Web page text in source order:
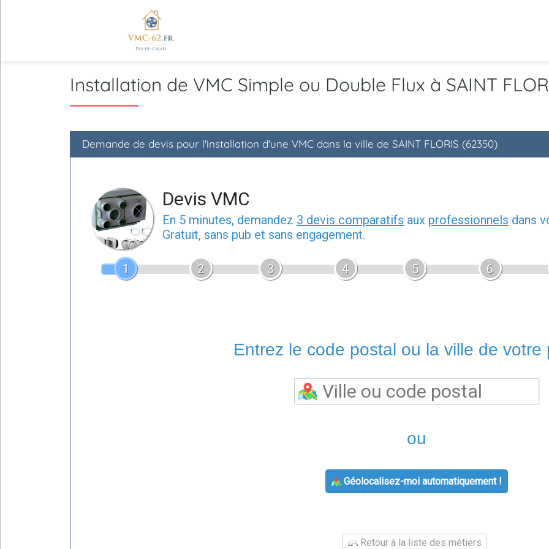
Installation de VMC Simple ou Double Flux à SAINT
Demande de devis pour l'installation d'une VMC dans la ville de SAINT FLORIS (62350)
Devis VMC
En 5 minutes, demandez 3 devis comparatifs aux professionnels dans
Gratuit, sans pub et sans engagement.
1 2 3 4 5 6
Entrez le code postal ou la ville de votre
ou
Géolocalisez-moi automatiquement !
Retour à la liste des métiers